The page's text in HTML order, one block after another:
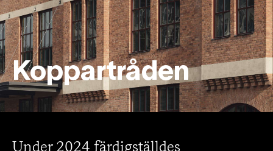
Koppartråden
Under 2024 färdigställdes